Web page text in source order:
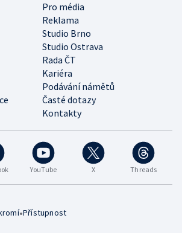
Pro média
Reklama
Studio Brno
Studio Ostrava
Rada ČT
Kariéra
Podávání námětů
Časté dotazy
Kontakty
YouTube X Threads
•Přístupnost